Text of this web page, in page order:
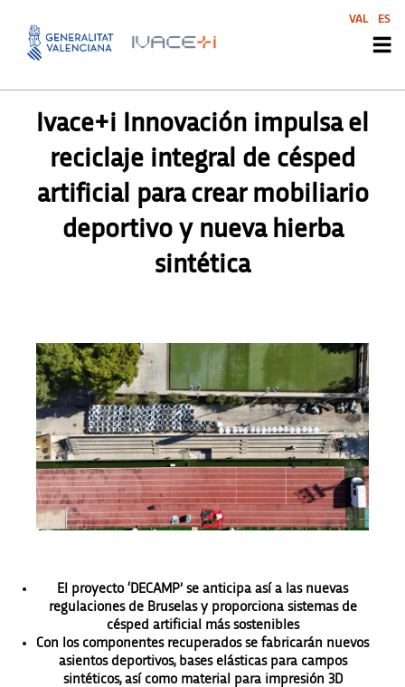
PRENSA , PRENSA
Ivace+i Innovación impulsa el
reciclaje integral de césped
artificial para crear mobiliario
deportivo y nueva hierba
sintética
El proyecto ‘DECAMP’ se anticipa así a las nuevas
regulaciones de Bruselas y proporciona sistemas de
césped artificial más sostenibles
Con los componentes recuperados se fabricarán nuevos
asientos deportivos, bases elásticas para campos
sintéticos, así como material para impresión 3D
VAL ES